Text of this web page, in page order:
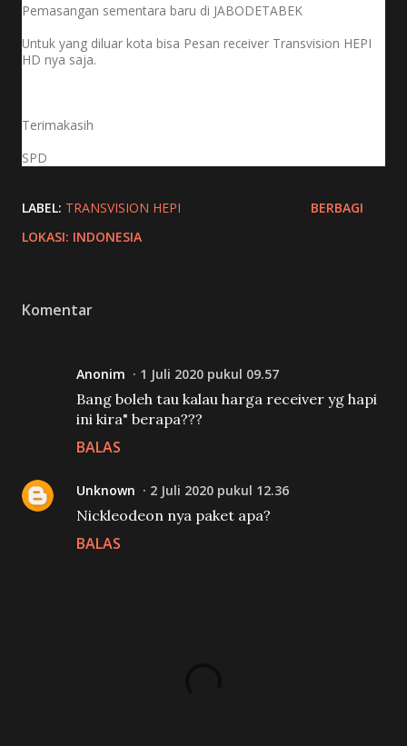
Pemasangan sementara baru di JABODETABEK
Untuk yang diluar kota bisa Pesan receiver Transvision HEPI
HD nya saja.
Terimakasih
SPD
LABEL: TRANSVISION HEPI
LOKASI: INDONESIA
BERBAGI
Komentar
Anonim 1 Juli 2020 pukul 09.57
Bang boleh tau kalau harga receiver yg hapi
ini kira" berapa???
BALAS
Unknown 2 Juli 2020 pukul 12.36
Nickleodeon nya paket apa?
BALAS